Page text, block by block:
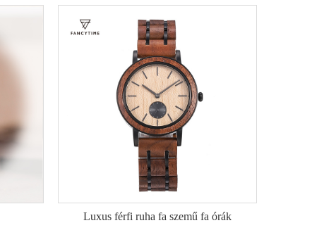
Luxus férfi ruha fa szemű fa órák